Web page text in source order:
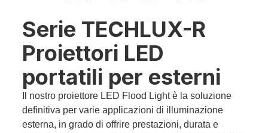
Serie TECHLUX-R
Proiettori LED
portatili per esterni
Il nostro proiettore LED Flood Light è la soluzione
definitiva per varie applicazioni di illuminazione
esterna, in grado di offrire prestazioni, durata e